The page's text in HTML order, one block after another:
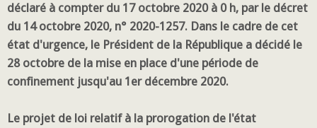
déclaré à compter du 17 octobre 2020 à 0 h, par le décret
du 14 octobre 2020, n° 2020-1257. Dans le cadre de cet
état d'urgence, le Président de la République a décidé le
28 octobre de la mise en place d'une période de
confinement jusqu'au 1er décembre 2020.
Le projet de loi relatif à la prorogation de l'état